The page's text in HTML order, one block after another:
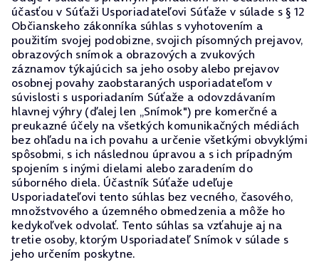
účasťou v Súťaži Usporiadateľovi Súťaže v súlade s § 12
Občianskeho zákonníka súhlas s vyhotovením a
použitím svojej podobizne, svojich písomných prejavov,
obrazových snímok a obrazových a zvukových
záznamov týkajúcich sa jeho osoby alebo prejavov
osobnej povahy zaobstaraných usporiadateľom v
súvislosti s usporiadaním Súťaže a odovzdávaním
hlavnej výhry (ďalej len „Snímok") pre komerčné a
preukazné účely na všetkých komunikačných médiách
bez ohľadu na ich povahu a určenie všetkými obvyklými
spôsobmi, s ich následnou úpravou a s ich prípadným
spojením s inými dielami alebo zaradením do
súborného diela. Účastník Súťaže udeľuje
Usporiadateľovi tento súhlas bez vecného, časového,
množstvového a územného obmedzenia a môže ho
kedykoľvek odvolať. Tento súhlas sa vzťahuje aj na
tretie osoby, ktorým Usporiadateľ Snímok v súlade s
jeho určením poskytne.